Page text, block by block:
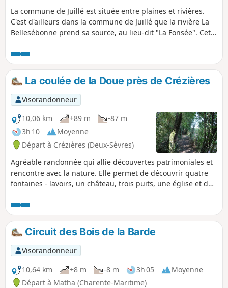
La commune de Juillé est située entre plaines et rivières.
C'est d'ailleurs dans la commune de Juillé que la rivière La
Bellesébonne prend sa source, au lieu-dit "La Fonsée". Cette
certains à l'histoire évocatrice comme le Chemin Saulnier.
La coulée de la Doue près de Crézières
Visorandonneur
10,06 km
+89 m
-87 m
3h 10
Moyenne
Départ à Crézières (Deux-Sèvres)
Agréable randonnée qui allie découvertes patrimoniales et
rencontre avec la nature. Elle permet de découvrir quatre
fontaines - lavoirs, un château, trois puits, une église et de
Sèvres.
Circuit des Bois de la Barde
Visorandonneur
10,64 km
+8 m -8 m 3h 05
Moyenne
Départ à Matha (Charente-Maritime)